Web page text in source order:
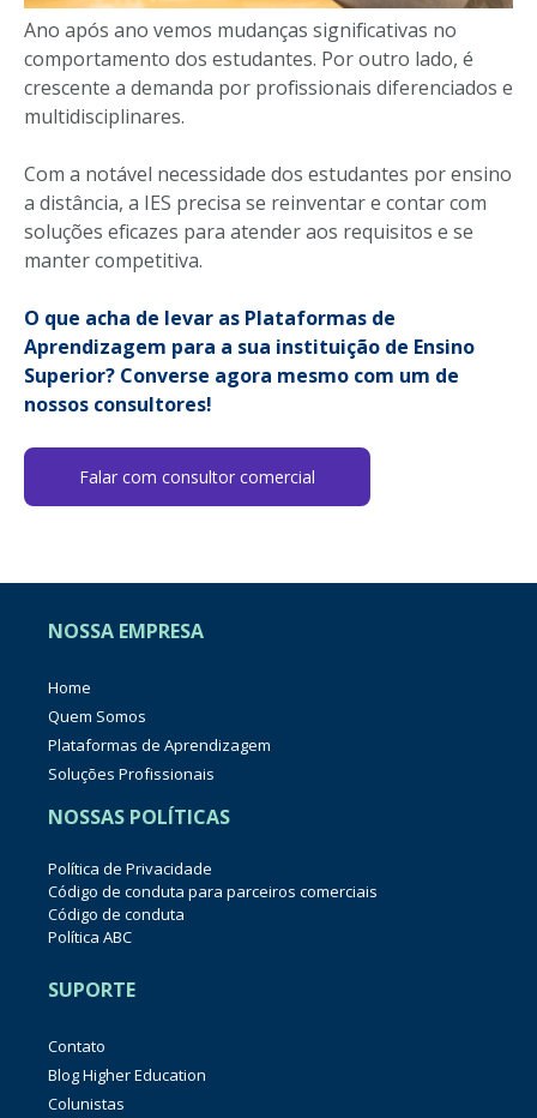
Ano após ano vemos mudanças significativas no
comportamento dos estudantes. Por outro lado, é
crescente a demanda por profissionais diferenciados e
multidisciplinares.
Com a notável necessidade dos estudantes por ensino
a distância, a IES precisa se reinventar e contar com
soluções eficazes para atender aos requisitos e se
manter competitiva.
O que acha de levar as Plataformas de
Aprendizagem para a sua instituição de Ensino
Superior? Converse agora mesmo com um de
nossos consultores!
Falar com consultor comercial
NOSSA EMPRESA
Home
Quem Somos
Plataformas de Aprendizagem
Soluções Profissionais
NOSSAS POLÍTICAS
Política de Privacidade
Código de conduta para parceiros comerciais
Código de conduta
Política ABC
SUPORTE
Contato
Blog Higher Education
Colunistas